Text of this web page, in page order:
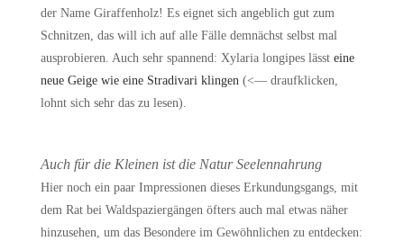
der Name Giraffenholz! Es eignet sich angeblich gut zum
Schnitzen, das will ich auf alle Fälle demnächst selbst mal
ausprobieren. Auch sehr spannend: Xylaria longipes lässt eine
neue Geige wie eine Stradivari klingen (<— draufklicken,
lohnt sich sehr das zu lesen).
Auch für die Kleinen ist die Natur Seelennahrung
Hier noch ein paar Impressionen dieses Erkundungsgangs, mit
dem Rat bei Waldspaziergängen öfters auch mal etwas näher
hinzusehen, um das Besondere im Gewöhnlichen zu entdecken: